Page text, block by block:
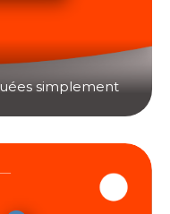
simplement